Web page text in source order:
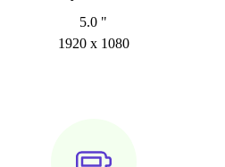
5.0 "
1920 x 1080